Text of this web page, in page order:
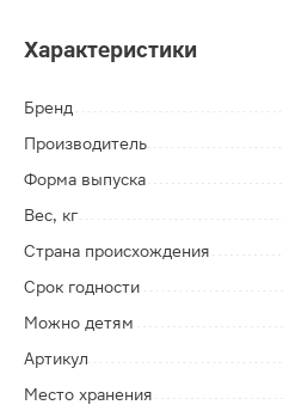
Характеристики
Бренд
Производитель
Форма выпуска
Вес, кг
Страна происхождения
Срок годности
Можно детям
Артикул
Место хранения